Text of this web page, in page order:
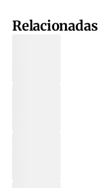
Relacionadas